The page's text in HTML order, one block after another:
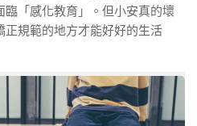
「感化教育」。但小安真的壞
正規範的地方才能好好的生活